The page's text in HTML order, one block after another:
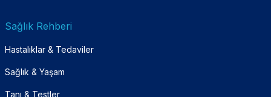
Sağlık Rehberi
Hastalıklar & Tedaviler
Sağlık & Yaşam
Tanı & Testler